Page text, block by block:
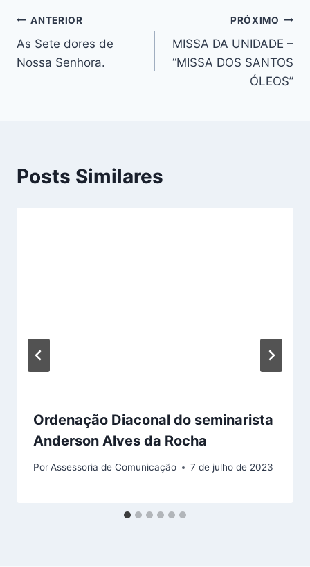
Navegação
de
ANTERIOR
As Sete dores de
Nossa Senhora.
PRÓXIMO
MISSA DA UNIDADE –
“MISSA DOS SANTOS
ÓLEOS”
Posts Similares
Ordenação Diaconal do seminarista
Anderson Alves da Rocha
PorAssessoria de Comunicação 7 de julho de 2023